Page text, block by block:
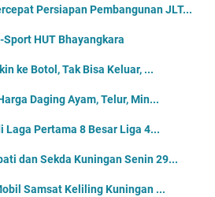
Persiapan Pembangunan JLT...
HUT Bhayangkara
ke Botol, Tak Bisa Keluar, ...
Daging Ayam, Telur, Min...
Laga Pertama 8 Besar Liga 4...
dan Sekda Kuningan Senin 29...
Samsat Keliling Kuningan ...